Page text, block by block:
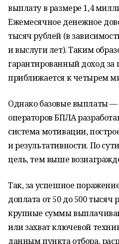
выплату в размере 1,4
Ежемесячное денежное
тысяч рублей (в
и выслуги лет). Таким
гарантированный доход
приближается к четырем
Однако базовые выплаты
операторов БПЛА
система мотивации,
и результативности. По
цель, тем выше
Так, за успешное
доплата от 50 до 500 тысяч
крупные суммы
или захват ключевой
данным пункта отбора,